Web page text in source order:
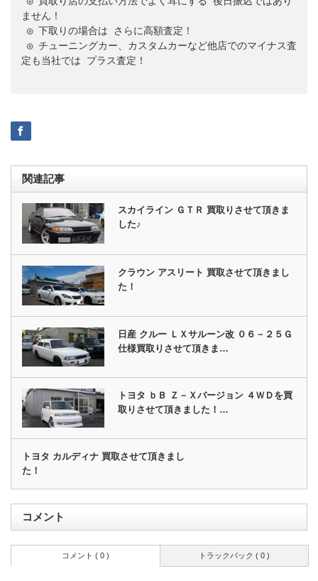
ません！
◎ 下取りの場合は
さらに高額査定！
定も当社では プラス査定！
関連記事
スカイライン ＧＴＲ 買取りさせて頂きま
した♪
クラウン アスリート 買取させて頂きまし
た！
日産 クルー ＬＸサルーン改 ０６－２５Ｇ
仕様買取りさせて頂きま…
トヨタ ｂＢ Ｚ－Ｘバージョン ４ＷＤを買
取りさせて頂きました！…
トヨタ カルディナ 買取させて頂きまし
た！
コメント
トラックバック ( 0 )
コメント ( 0 )